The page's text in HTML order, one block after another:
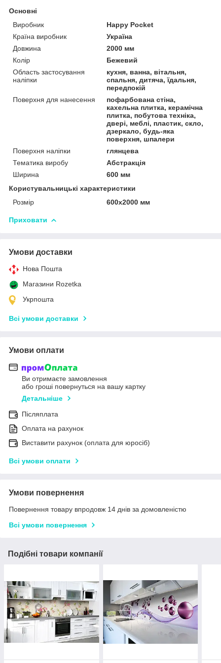
Основні
Виробник
Happy Pocket
Країна виробник
Україна
Довжина
2000 мм
Колір
Бежевий
Область застосування
наліпки
кухня, ванна, вітальня,
спальня, дитяча, їдальня,
передпокій
Поверхня для нанесення
пофарбована стіна,
кахельна плитка, керамічна
плитка, побутова техніка,
двері, меблі, пластик, скло,
дзеркало, будь-яка
поверхня, шпалери
Поверхня наліпки
глянцева
Тематика виробу
Абстракція
Ширина
600 мм
Користувальницькі характеристики
Розмір
600х2000 мм
Приховати
Умови доставки
Нова Пошта
Магазини Rozetka
Укрпошта
Всі умови доставки
Умови оплати
Ви отримаєте замовлення
або гроші повернуться на вашу картку
Детальніше
Післяплата
Оплата на рахунок
Виставити рахунок (оплата для юросіб)
Всі умови оплати
Умови повернення
Повернення товару впродовж 14 днів за домовленістю
Всі умови повернення
Подібні товари компанії